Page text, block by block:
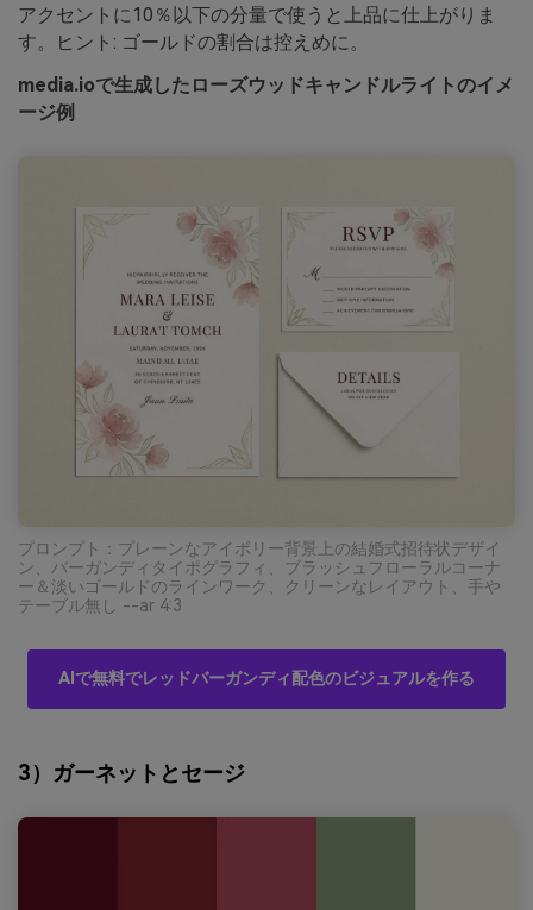
アクセントに10％以下の分量で使うと上品に仕上がりま
す。ヒント: ゴールドの割合は控えめに。
media.ioで生成したローズウッドキャンドルライトのイメ
ージ例
プロンプト：プレーンなアイボリー背景上の結婚式招待状デザイ
ン、バーガンディタイポグラフィ、ブラッシュフローラルコーナ
ー＆淡いゴールドのラインワーク、クリーンなレイアウト、手や
テーブル無し --ar 4:3
AIで無料でレッドバーガンディ配色のビジュアルを作る
3）ガーネットとセージ